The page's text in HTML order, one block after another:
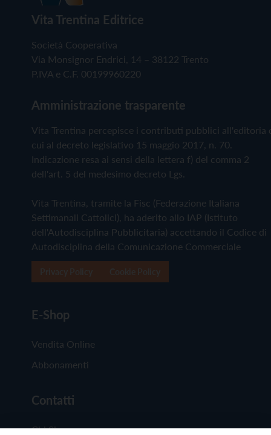
Vita Trentina Editrice
Società Cooperativa
Via Monsignor Endrici, 14 – 38122 Trento
P.IVA e C.F. 00199960220
Amministrazione trasparente
Vita Trentina percepisce i contributi pubblici all'editoria
cui al decreto legislativo 15 maggio 2017, n. 70.
Indicazione resa ai sensi della lettera f) del comma 2
dell'art. 5 del medesimo decreto Lgs.
Vita Trentina, tramite la Fisc (Federazione Italiana
Settimanali Cattolici), ha aderito allo IAP (Istituto
dell'Autodisciplina Pubblicitaria) accettando il Codice di
Autodisciplina della Comunicazione Commerciale
E-Shop
Vendita Online
Abbonamenti
Contatti
Chi Siamo